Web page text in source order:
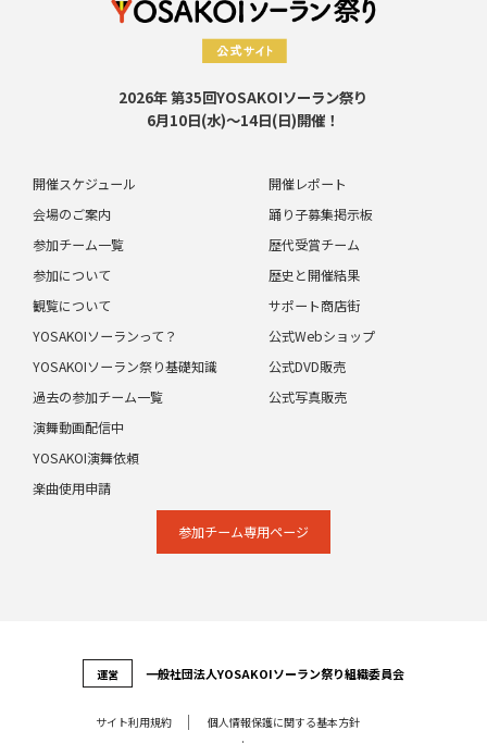
2026年 第35回YOSAKOIソーラン祭り
6月10日(水)～14日(日)開催！
開催スケジュール
会場のご案内
参加チーム一覧
参加について
観覧について
開催レポート
踊り子募集掲示板
歴代受賞チーム
歴史と開催結果
サポート商店街
YOSAKOIソーランって？
YOSAKOIソーラン祭り基礎知識
過去の参加チーム一覧
演舞動画配信中
公式Webショップ
公式DVD販売
公式写真販売
YOSAKOI演舞依頼
楽曲使用申請
参加チーム専⽤ページ
運営 ⼀般社団法⼈YOSAKOIソーラン祭り組織委員会
サイト利⽤規約
個⼈情報保護に関する基本⽅針